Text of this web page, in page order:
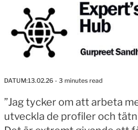
DATUM:13.02.26 - 3 minutes read
”Jag tycker om att arbeta
utveckla de profiler och